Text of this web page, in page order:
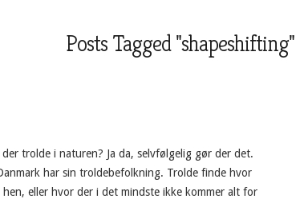
Posts Tagged "shapeshifting"
der trolde i naturen? Ja da, selvfølgelig gør der det.
har sin troldebefolkning. Trolde finde hvor
eller hvor der i det mindste ikke kommer alt for